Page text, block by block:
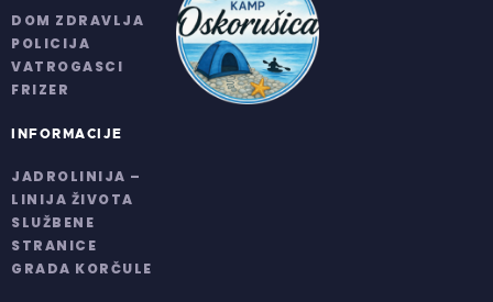
DOM ZDRAVLJA
POLICIJA
VATROGASCI
FRIZER
INFORMACIJE
JADROLINIJA –
LINIJA ŽIVOTA
SLUŽBENE
STRANICE
GRADA KORČULE